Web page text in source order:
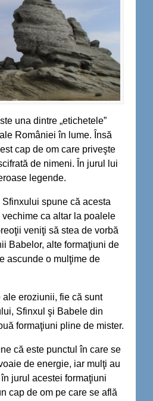
una dintre „etichetele”
României în lume. Însă
cap de om care priveşte
de nimeni. În jurul lui
legende.
spune că acesta
ca altar la poalele
veniţi să stea de vorbă
Babelor, alte formaţiuni de
ascunde o mulţime de
ale eroziunii, fie că sunt
Sfinxul şi Babele din
formaţiuni pline de mister.
că este punctul în care se
de energie, iar mulţi au
jurul acestei formaţiuni
cap de om pe care se află